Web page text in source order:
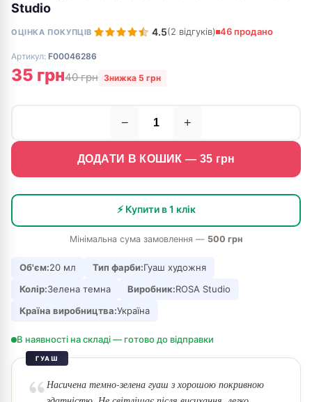
Studio
ОЦІНКА ПОКУПЦІВ 4.5(2 відгуків) 46 продано
Артикул: F00046286
35 грн40 грн Знижка 5 грн
− +
ДОДАТИ В КОШИК — 35 грн
⚡ Купити в 1 клік
Мінімальна сума замовлення — 500 грн
Об'єм:20 мл Тип фарби:Гуаш художня
Колір:Зелена темна Виробник:ROSA Studio
Країна виробництва:Україна
В наявності на складі — готово до відправки
ГУАШ
Насичена темно-зелена гуаш з хорошою покривною